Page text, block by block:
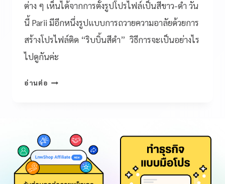
ต่าง ๆ เห็นได้จากการตั้งรูปโปรไฟล์เป็นสีขาว-ดำ วัน
นี้ Parii มีอีกหนึ่งรูปแบบการถวายความอาลัยด้วยการ
สร้างโปรไฟล์ติด “ริบบิ้นสีดำ” วิธีการจะเป็นอย่างไร
ไปดูกันค่ะ
อ่านต่อ